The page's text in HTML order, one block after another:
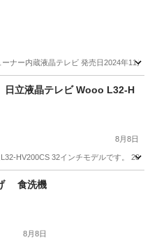
ナー内蔵液晶テレビ 発売日2024年11月
立液晶テレビ Wooo L32-H
8月8日
HV200CS 32インチモデルです。
食洗機
8月8日